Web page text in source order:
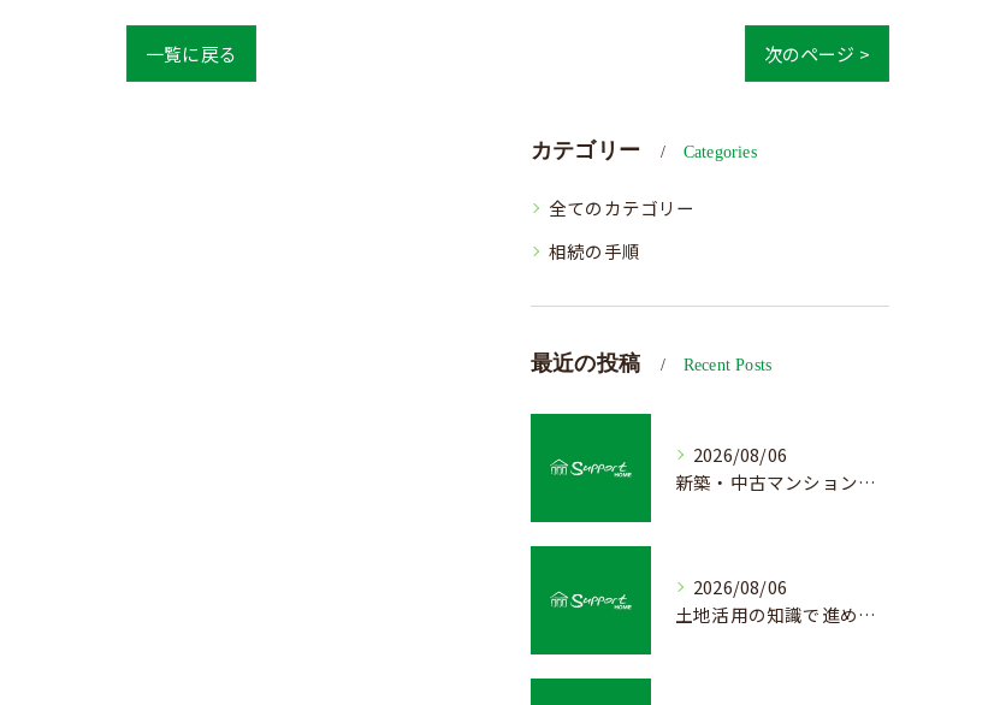
一覧に戻る 次のページ >
カテゴリー Categories
全てのカテゴリー
相続の手順
最近の投稿 Recent Posts
2026/08/06
新築・中古マンション売却の価値を見極める査定方法
2026/08/06
土地活用の知識で進める不動産売却成功法